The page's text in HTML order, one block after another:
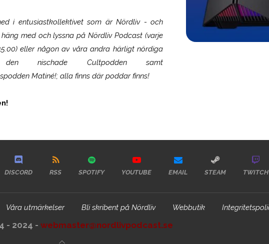
i entusiastkollektivet som ärNördliv- och
med och lyssna på Nördliv Podcast (varje
eller någon av våra andra härligt nördiga
den nischade Cultpodden samt
Matiné!; alla finns där poddar finns!
DISCORD RSS SPOTIFY YOUTUBE EMAIL STEAM TWITCH
Våra utmärkelser Bli skribent på Nördliv Webbutik
- 2024 - webmaster@nordlivpodcast.se